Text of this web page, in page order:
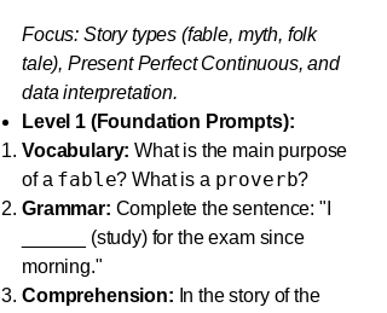
Focus: Story types (fable, myth, folk
tale), Present Perfect Continuous, and
data interpretation.
Level 1 (Foundation Prompts):
Vocabulary: What is the main purpose
of a fable? What is a proverb?
Grammar: Complete the sentence: "I
______ (study) for the exam since
morning."
Comprehension: In the story of the